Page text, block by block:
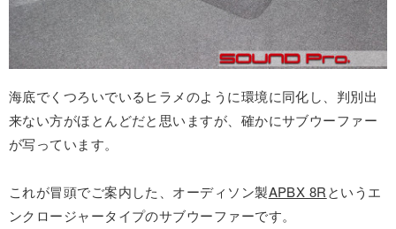
海底でくつろいでいるヒラメのように環境に同化し、判別出
来ない方がほとんどだと思いますが、確かにサブウーファー
が写っています。
これが冒頭でご案内した、オーディソン製APBX 8Rというエ
ンクロージャータイプのサブウーファーです。